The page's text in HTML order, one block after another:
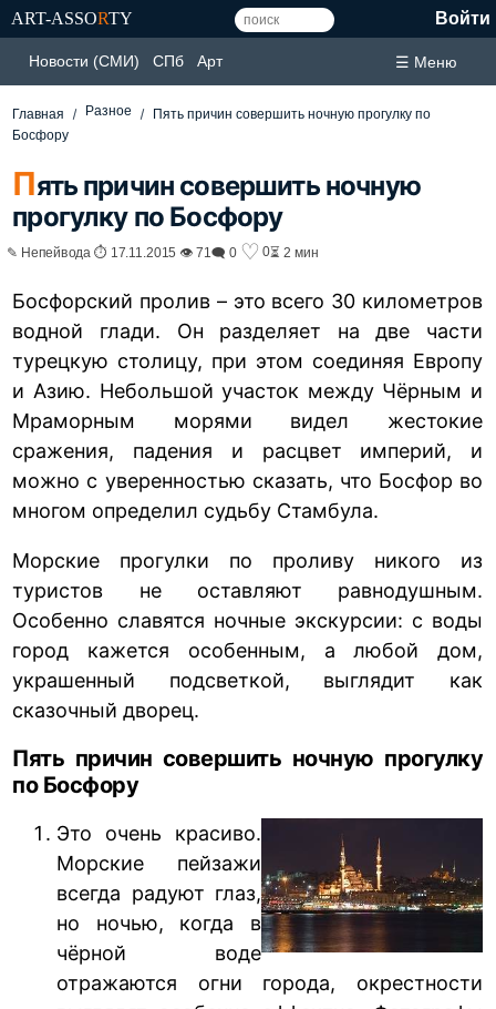
ART-ASSORTY Войти
Новости (СМИ) СПб Арт ☰ Меню
Главная Разное
Пять причин совершить ночную прогулку по
Босфору
Пять причин совершить ночную
прогулку по Босфору
✎ Непейвода ⏱ 17.11.2015 👁 71 🗨 0 ♡ 0⏳ 2 мин
Босфорский пролив – это всего 30 километров
водной глади. Он разделяет на две части
турецкую столицу, при этом соединяя Европу
и Азию. Небольшой участок между Чёрным и
Мраморным морями видел жестокие
сражения, падения и расцвет империй, и
можно с уверенностью сказать, что Босфор во
многом определил судьбу Стамбула.
Морские прогулки по проливу никого из
туристов не оставляют равнодушным.
Особенно славятся ночные экскурсии: с воды
город кажется особенным, а любой дом,
украшенный подсветкой, выглядит как
сказочный дворец.
Пять причин совершить ночную прогулку
по Босфору
Это очень красиво.
Морские пейзажи
всегда радуют глаз,
но ночью, когда в
чёрной воде
отражаются огни города, окрестности